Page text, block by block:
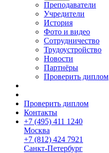
Преподаватели
Учредители
История
Фото и видео
Сотрудничество
Трудоустройство
Новости
Партнёры
Проверить диплом
Проверить диплом
Контакты
+7 (495) 411 1240
Москва
+7 (812) 424 7921
Санкт-Петербург